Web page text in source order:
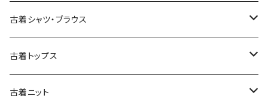
古着長袖ワンピース
古着半袖ワンピース
古着ノースリーブワンピース
古着シャツ・ブラウス
古着長袖シャツ・ブラウス
古着半袖シャツ・ブラウス
古着トップス
古着スウェット&パーカー
古着ニット